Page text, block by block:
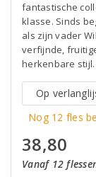
fantastische
klasse. Sinds
als zijn vader
verfijnde,
herkenbare stijl.
Op
Nog 12 fles
38,80
Vanaf 12